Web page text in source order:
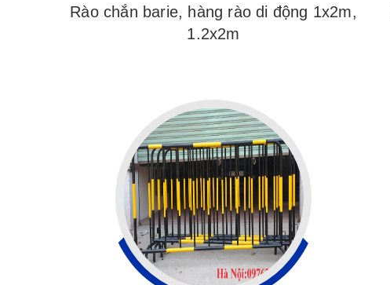
Rào chắn barie, hàng rào di động 1x2m,
1.2x2m